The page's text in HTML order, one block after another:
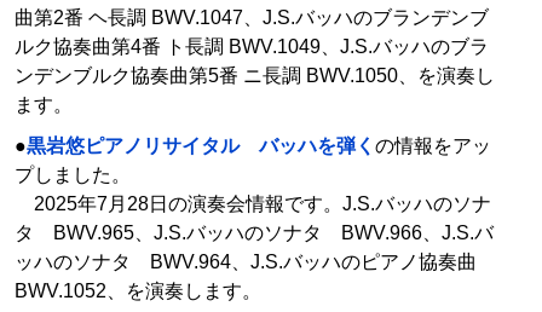
曲第2番 ヘ長調 BWV.1047、J.S.バッハのブランデンブ
ルク協奏曲第4番 ト長調 BWV.1049、J.S.バッハのブラ
ンデンブルク協奏曲第5番 ニ長調 BWV.1050、を演奏し
ます。
●黒岩悠ピアノリサイタル バッハを弾く の情報をアッ
プしました。
2025年7月28日の演奏会情報です。J.S.バッハのソナ
タ BWV.965、J.S.バッハのソナタ BWV.966、J.S.バ
ッハのソナタ BWV.964、J.S.バッハのピアノ協奏曲
BWV.1052、を演奏します。